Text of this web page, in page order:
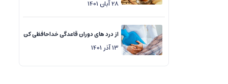
28آبان 1401
از درد های دوران قاعدگی خداحافظی کن
13آذر 1401